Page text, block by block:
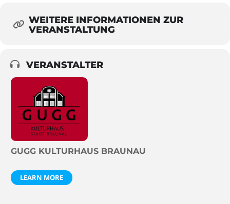
WEITERE INFORMATIONEN ZUR
VERANSTALTUNG
VERANSTALTER
GUGG KULTURHAUS BRAUNAU
LEARN MORE